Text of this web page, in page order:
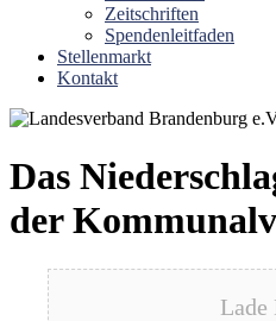
Zeitschriften
Spendenleitfaden
Stellenmarkt
Kontakt
Das
der
Lade